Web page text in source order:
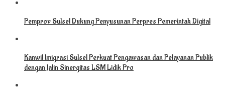
Pemprov Sulsel Dukung Penyusunan Perpres Pemerintah Digital
Kanwil Imigrasi Sulsel Perkuat Pengawasan dan Pelayanan Publik
dengan Jalin Sinergitas LSM Lidik Pro